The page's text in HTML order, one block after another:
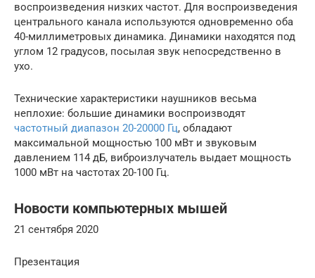
воспроизведения низких частот. Для воспроизведения
центрального канала используются одновременно оба
40-миллиметровых динамика. Динамики находятся под
углом 12 градусов, посылая звук непосредственно в
ухо.
Технические характеристики наушников весьма
неплохие: большие динамики воспроизводят
частотный диапазон 20-20000 Гц, обладают
максимальной мощностью 100 мВт и звуковым
давлением 114 дБ, виброизлучатель выдает мощность
1000 мВт на частотах 20-100 Гц.
Новости компьютерных мышей
21 сентября 2020
Презентация